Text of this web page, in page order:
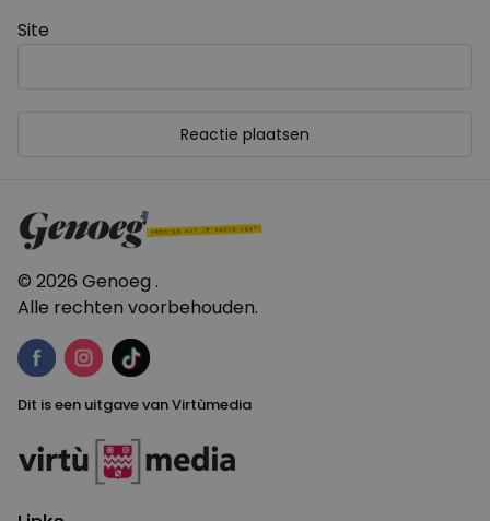
Site
© 2026 Genoeg .
Alle rechten voorbehouden.
Dit is een uitgave van Virtùmedia